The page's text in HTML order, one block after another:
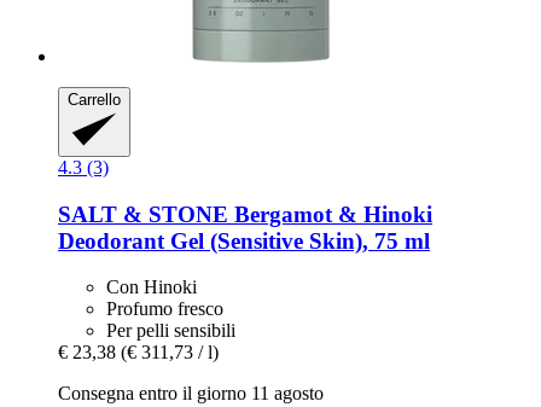
Carrello
4.3 (3)
SALT & STONE Bergamot & Hinoki
Deodorant Gel (Sensitive Skin), 75 ml
Con Hinoki
Profumo fresco
Per pelli sensibili
€ 23,38 (€ 311,73 / l)
Consegna entro il giorno 11 agosto